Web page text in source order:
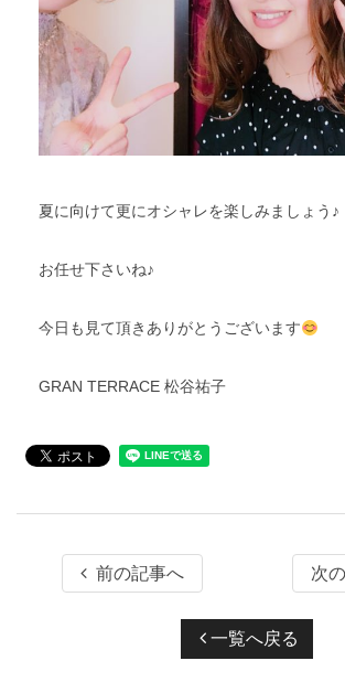
夏に向けて更にオシャレを楽しみましょう♪
お任せ下さいね♪
今日も見て頂きありがとうございます
GRAN TERRACE 松谷祐子
前の記事へ 次
一覧へ戻る